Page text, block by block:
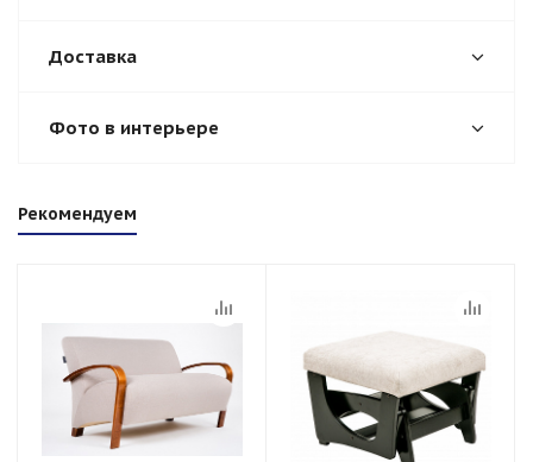
Доставка
Фото в интерьере
Рекомендуем